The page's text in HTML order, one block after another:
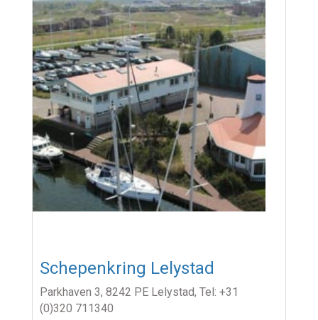
Schepenkring Lelystad
Parkhaven 3, 8242 PE Lelystad, Tel: +31
(0)320 711340